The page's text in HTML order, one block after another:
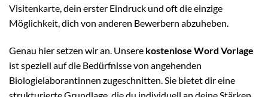
Visitenkarte, dein erster Eindruck und oft die einzige
Möglichkeit, dich von anderen Bewerbern abzuheben.
Genau hier setzen wir an. Unsere kostenlose Word Vorlage
ist speziell auf die Bedürfnisse von angehenden
Biologielaborantinnen zugeschnitten. Sie bietet dir eine